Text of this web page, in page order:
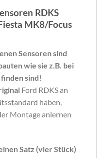
RDKS
MK8/Focus
Sensoren sind
wie sie z.B. bei
sind!
Ford RDKS an
haben,
Montage anlernen
Satz (vier Stück)